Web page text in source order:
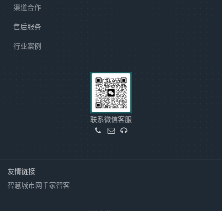
渠道合作
售后服务
行业案例
联系微信客服
友情链接
智慧城市网千家智客